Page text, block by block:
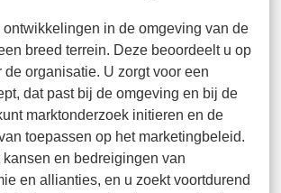
ontwikkelingen in de omgeving van de
breed terrein. Deze beoordeelt u op
de organisatie. U zorgt voor een
dat past bij de omgeving en bij de
marktonderzoek initieren en de
toepassen op het marketingbeleid.
en bedreigingen van
en allianties, en u zoekt voortdurend